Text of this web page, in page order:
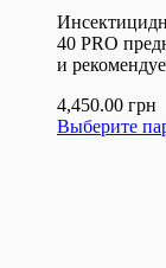
40 PRO
и
4,450.00 грн
Выберите